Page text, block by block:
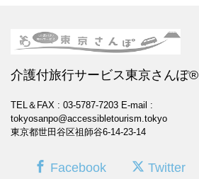
介護付旅行サービス東京さんぽ®
TEL＆FAX : 03-5787-7203 E-mail :
tokyosanpo@accessibletourism.tokyo
東京都世田谷区祖師谷6-14-23-14
Facebook Twitter